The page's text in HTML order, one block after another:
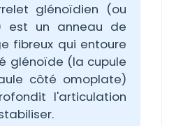
glénoïdien (ou
est un anneau de
fibreux qui entoure
glénoïde (la cupule
côté omoplate)
l'articulation